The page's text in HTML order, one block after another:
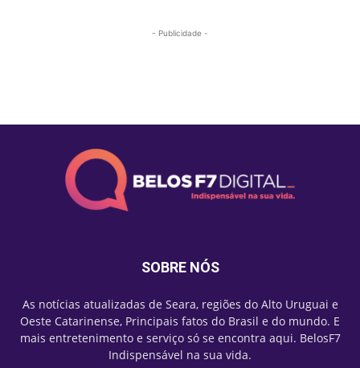
- Publicidade -
SOBRE NÓS
As notícias atualizadas de Seara, regiões do Alto Uruguai e
Oeste Catarinense, Principais fatos do Brasil e do mundo. E
mais entretenimento e serviço só se encontra aqui. BelosF7
Indispensável na sua vida.